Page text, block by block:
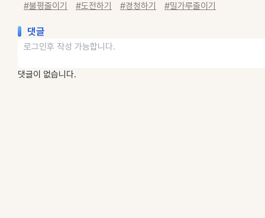
#불평줄이기
#도전하기 #경청하기 #밀가루줄이기
댓글
댓글이 없습니다.